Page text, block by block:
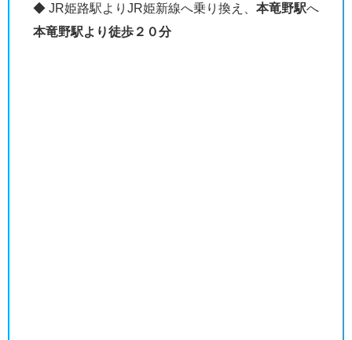
◆ JR姫路駅よりJR姫新線へ乗り換え、 本竜野駅へ
本竜野駅より徒歩２０分